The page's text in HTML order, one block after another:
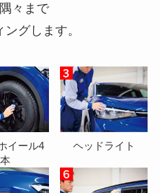
々まで
グします。
イール4
本
ヘッドライト